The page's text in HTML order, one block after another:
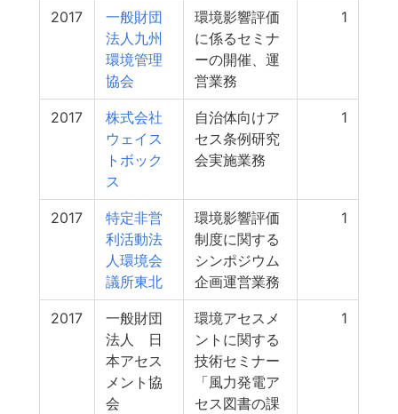
2017
一般財団
法人九州
環境管理
協会
環境影響評価
に係るセミナ
ーの開催、運
営業務
1
2017
株式会社
ウェイス
トボック
ス
自治体向けア
セス条例研究
会実施業務
1
2017
特定非営
利活動法
人環境会
議所東北
環境影響評価
制度に関する
シンポジウム
企画運営業務
1
2017
一般財団
法人 日
本アセス
メント協
会
環境アセスメ
ントに関する
技術セミナー
「風力発電ア
セス図書の課
1